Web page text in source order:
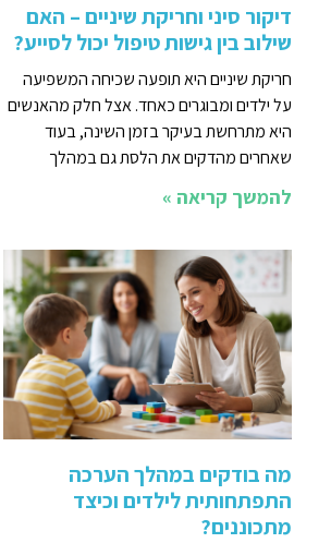
דיקור סיני וחריקת שיניים – האם
שילוב בין גישות טיפול יכול לסייע?
חריקת שיניים היא תופעה שכיחה המשפיעה
על ילדים ומבוגרים כאחד. אצל חלק מהאנשים
היא מתרחשת בעיקר בזמן השינה, בעוד
שאחרים מהדקים את הלסת גם במהלך
להמשך קריאה »
מה בודקים במהלך הערכה
התפתחותית לילדים וכיצד
מתכוננים?